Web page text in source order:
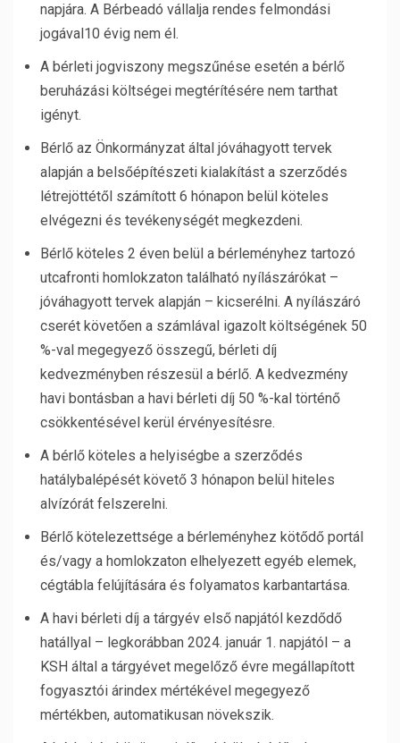
napjára. A Bérbeadó vállalja rendes felmondási
jogával10 évig nem él.
A bérleti jogviszony megszűnése esetén a bérlő
beruházási költségei megtérítésére nem tarthat
igényt.
Bérlő az Önkormányzat által jóváhagyott tervek
alapján a belsőépítészeti kialakítást a szerződés
létrejöttétől számított 6 hónapon belül köteles
elvégezni és tevékenységét megkezdeni.
Bérlő köteles 2 éven belül a bérleményhez tartozó
utcafronti homlokzaton található nyílászárókat –
jóváhagyott tervek alapján – kicserélni. A nyílászáró
cserét követően a számlával igazolt költségének 50
%-val megegyező összegű, bérleti díj
kedvezményben részesül a bérlő. A kedvezmény
havi bontásban a havi bérleti díj 50 %-kal történő
csökkentésével kerül érvényesítésre.
A bérlő köteles a helyiségbe a szerződés
hatálybalépését követő 3 hónapon belül hiteles
alvízórát felszerelni.
Bérlő kötelezettsége a bérleményhez kötődő portál
és/vagy a homlokzaton elhelyezett egyéb elemek,
cégtábla felújítására és folyamatos karbantartása.
A havi bérleti díj a tárgyév első napjától kezdődő
hatállyal – legkorábban 2024. január 1. napjától – a
KSH által a tárgyévet megelőző évre megállapított
fogyasztói árindex mértékével megegyező
mértékben, automatikusan növekszik.